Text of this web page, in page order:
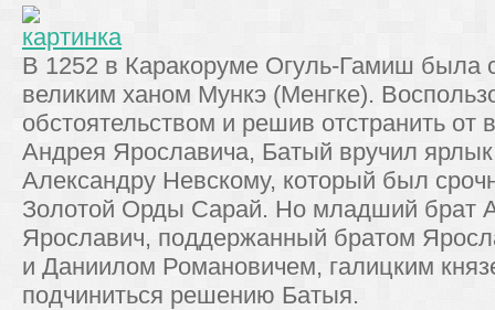
В 1252 в Каракоруме Огуль-Гамиш была
великим ханом Мункэ (Менгке).
обстоятельством и решив отстранить от
Андрея Ярославича, Батый вручил ярлык
Александру Невскому, который был
Золотой Орды Сарай. Но младший брат
Ярославич, поддержанный братом
и Даниилом Романовичем, галицким
подчиниться решению Батыя.